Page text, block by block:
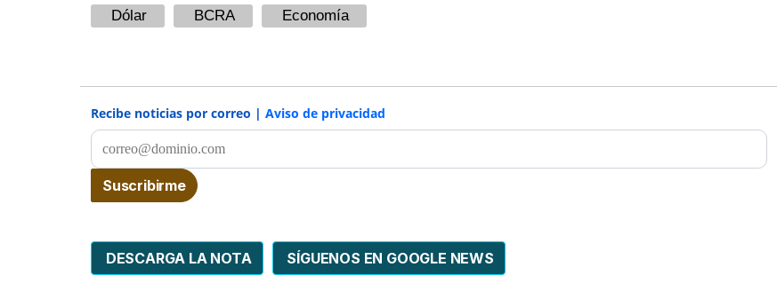
Dólar BCRA Economía
Recibe noticias por correo | Aviso de privacidad
DESCARGA LA NOTA SÍGUENOS EN GOOGLE NEWS